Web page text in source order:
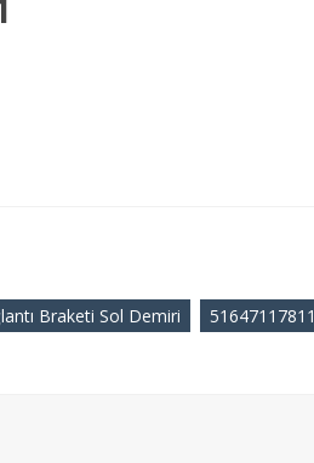
Braketi Sol Demiri 51647117811